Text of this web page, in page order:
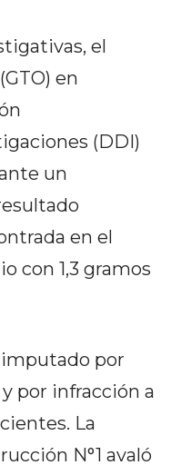
el
en
(DDI)
un
en el
con 1,3 gramos
por
por infracción a
La
N°1 avaló